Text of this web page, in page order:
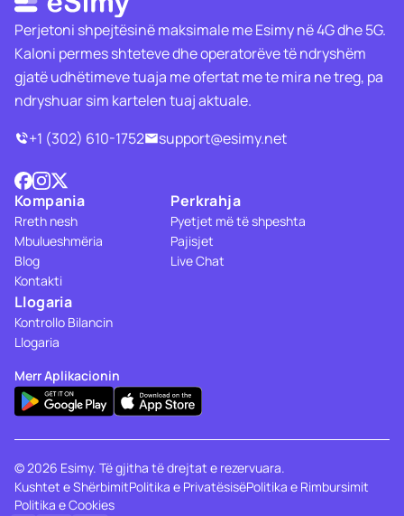
Perjetoni shpejtësinë maksimale me Esimy në 4G dhe 5G.
Kaloni permes shteteve dhe operatorëve të ndryshëm
gjatë udhëtimeve tuaja me ofertat me te mira ne treg, pa
ndryshuar sim kartelen tuaj aktuale.
+1 (302) 610-1752
support@esimy.net
Kompania
Rreth nesh
Mbulueshmëria
Blog
Kontakti
Perkrahja
Pyetjet më të shpeshta
Pajisjet
Live Chat
Llogaria
Kontrollo Bilancin
Llogaria
Merr Aplikacionin
© 2026 Esimy. Të gjitha të drejtat e rezervuara.
Kushtet e ShërbimitPolitika e PrivatësisëPolitika e Rimbursimit
Politika e Cookies